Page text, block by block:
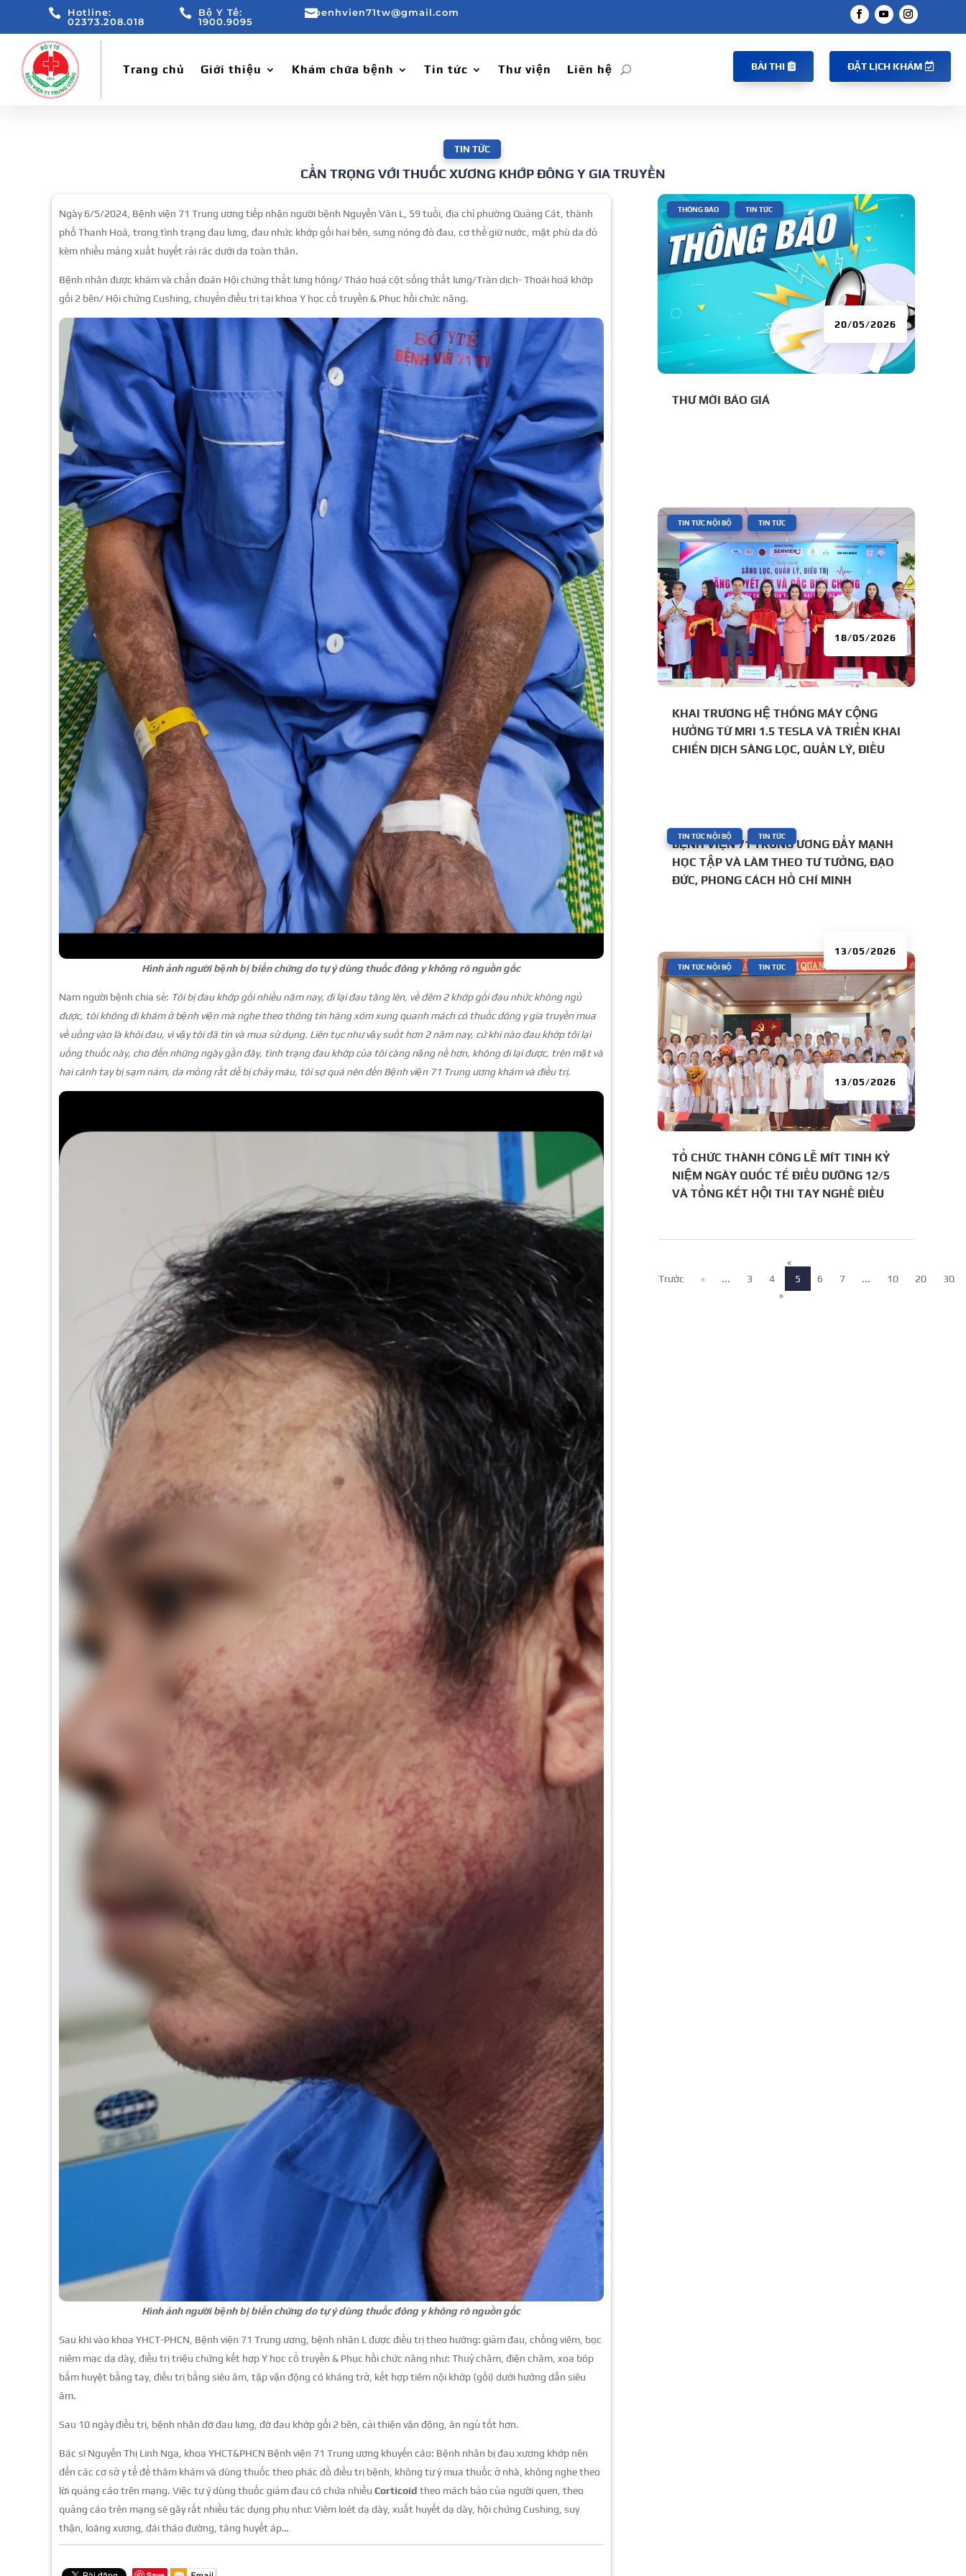

Hotline:
02373.208.018

Bộ Y Tế:
1900.9095
benhvien71tw@gmail.com
Trang chủ Giới thiệu Khám chữa bệnh Tin tức Thư viện Liên hệ BÀI THI ĐẶT LỊCH KHÁM
TIN TỨC
CẨN TRỌNG VỚI THUỐC XƯƠNG KHỚP ĐÔNG Y GIA TRUYỀN
Ngày 6/5/2024, Bệnh viện 71 Trung ương tiếp nhận người bệnh Nguyễn Văn L, 59 tuổi, địa chỉ phường Quảng Cát, thành
phố Thanh Hoá, trong tình trạng đau lưng, đau nhức khớp gối hai bên, sưng nóng đỏ đau, cơ thể giữ nước, mặt phù da đỏ
kèm nhiều mảng xuất huyết rải rác dưới da toàn thân.
Bệnh nhân được khám và chẩn đoán Hội chứng thắt lưng hông/ Tháo hoá cột sống thắt lưng/Tràn dịch- Thoái hoá khớp
gối 2 bên/ Hội chứng Cushing, chuyển điều trị tại khoa Y học cổ truyền & Phục hồi chức năng.
Hình ảnh người bệnh bị biến chứng do tự ý dùng thuốc đông y không rõ nguồn gốc
Nam người bệnh chia sẻ: Tôi bị đau khớp gối nhiều năm nay, đi lại đau tăng lên, về đêm 2 khớp gối đau nhức không ngủ
được, tôi không đi khám ở bệnh viện mà nghe theo thông tin hàng xóm xung quanh mách có thuốc đông y gia truyền mua
về uống vào là khỏi đau, vì vậy tôi đã tin và mua sử dụng. Liên tục như vậy suốt hơn 2 năm nay, cứ khi nào đau khớp tôi lại
uống thuốc này, cho đến những ngày gần đây, tình trạng đau khớp của tôi càng nặng nề hơn, không đi lại được, trên mặt và
hai cánh tay bị sạm nám, da mỏng rất dễ bị chảy máu, tôi sợ quá nên đến Bệnh viện 71 Trung ương khám và điều trị.
Hình ảnh người bệnh bị biến chứng do tự ý dùng thuốc đông y không rõ nguồn gốc
Sau khi vào khoa YHCT-PHCN, Bệnh viện 71 Trung ương, bệnh nhân L được điều trị theo hướng: giảm đau, chống viêm, bọc
niêm mạc dạ dày, điều trị triệu chứng kết hợp Y học cổ truyền & Phục hồi chức năng như: Thuỷ châm, điện châm, xoa bóp
bấm huyệt bằng tay, điều trị bằng siêu âm, tập vận động có kháng trở, kết hợp tiêm nội khớp (gối) dưới hướng dẫn siêu
âm.
Sau 10 ngày điều trị, bệnh nhân đỡ đau lưng, đỡ đau khớp gối 2 bên, cải thiện vận động, ăn ngủ tốt hơn.
Bác sĩ Nguyễn Thị Linh Nga, khoa YHCT&PHCN Bệnh viện 71 Trung ương khuyến cáo: Bệnh nhân bị đau xương khớp nên
đến các cơ sở y tế để thăm khám và dùng thuốc theo phác đồ điều trị bệnh, không tự ý mua thuốc ở nhà, không nghe theo
lời quảng cáo trên mạng. Việc tự ý dùng thuốc giảm đau có chứa nhiều Corticoid theo mách bảo của người quen, theo
quảng cáo trên mạng sẽ gây rất nhiều tác dụng phụ như: Viêm loét dạ dày, xuất huyết dạ dày, hội chứng Cushing, suy
thận, loãng xương, đái tháo đường, tăng huyết áp…
THƯ MỜI BÁO GIÁ
20/05/2026
THÔNG BÁO TIN TỨC
KHAI TRƯƠNG HỆ THỐNG MÁY CỘNG
HƯỞNG TỪ MRI 1.5 TESLA VÀ TRIỂN KHAI
CHIẾN DỊCH SÀNG LỌC, QUẢN LÝ, ĐIỀU
18/05/2026
TIN TỨC NỘI BỘ TIN TỨC
BỆNH VIỆN 71 TRUNG ƯƠNG ĐẨY MẠNH
HỌC TẬP VÀ LÀM THEO TƯ TƯỞNG, ĐẠO
ĐỨC, PHONG CÁCH HỒ CHÍ MINH
13/05/2026
TIN TỨC NỘI BỘ TIN TỨC
TỔ CHỨC THÀNH CÔNG LỄ MÍT TINH KỶ
NIỆM NGÀY QUỐC TẾ ĐIỀU DƯỠNG 12/5
VÀ TỔNG KẾT HỘI THI TAY NGHỀ ĐIỀU
13/05/2026
TIN TỨC NỘI BỘ TIN TỨC
«
Trước
« ... 3 4 5 6 7 ... 10 20
30
»